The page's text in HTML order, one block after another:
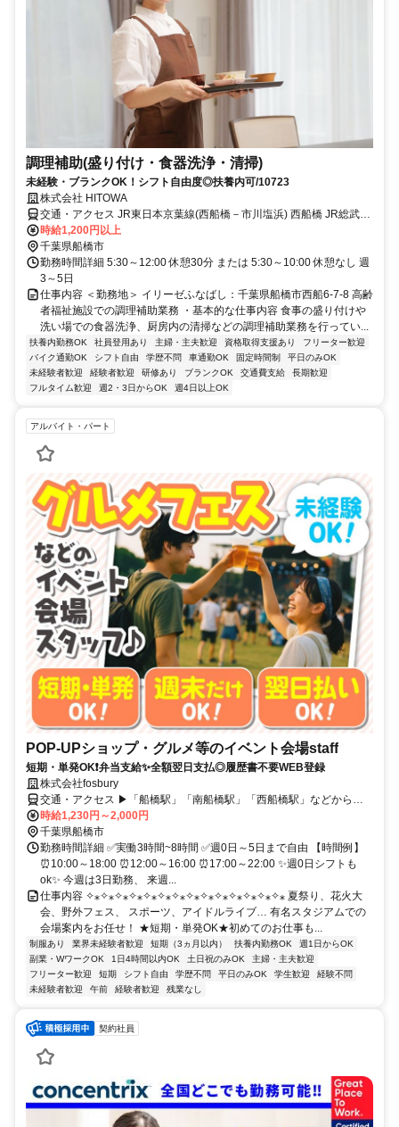
調理補助(盛り付け・食器洗浄・清掃)
未経験・ブランクOK！シフト自由度◎扶養内可/10723
株式会社 HITOWA
交通・アクセス JR東日本京葉線(西船橋－市川塩浜) 西船橋 JR総武線/
東西線「西船橋駅」/徒歩10分
時給1,200円以上
千葉県船橋市
勤務時間詳細 5:30～12:00 休憩30分 または 5:30～10:00 休憩なし 週
3～5日
仕事内容 ＜勤務地＞ イリーゼふなばし：千葉県船橋市西船6-7-8 高齢
者福祉施設での調理補助業務 ・基本的な仕事内容 食事の盛り付けや
洗い場での食器洗浄、厨房内の清掃などの調理補助業務を行ってい...
扶養内勤務OK 社員登用あり 主婦・主夫歓迎 資格取得支援あり
フリーター歓迎
バイク通勤OK
シフト自由 学歴不問 車通勤OK 固定時間制
平日のみOK
未経験者歓迎
経験者歓迎 研修あり ブランクOK 交通費支給
長期歓迎
フルタイム歓迎
週2・3日からOK 週4日以上OK
アルバイト・パート
POP-UPショップ・グルメ等のイベント会場staff
短期・単発OK❗弁当支給✨全額翌日支払◎履歴書不要WEB登録
株式会社fosbury
交通・アクセス ▶「船橋駅」「南船橋駅」「西船橋駅」などから徒
歩1~10分
時給1,230円～2,000円
千葉県船橋市
勤務時間詳細 ✅実働3時間~8時間 ✅週0日～5日まで自由 【時間例】
⏰10:00～18:00 ⏰12:00～16:00 ⏰17:00～22:00 ✨週0日シフトも
ok✨ 今週は3日勤務、 来週...
仕事内容 ✧⁎✧⁎✧⁎✧⁎✧⁎✧⁎✧⁎✧⁎✧⁎✧⁎✧⁎✧⁎✧⁎✧⁎ 夏祭り、花火大
会、野外フェス、 スポーツ、アイドルライブ… 有名スタジアムでの
会場案内をお任せ！ ★短期・単発OK★初めてのお仕事も...
制服あり 業界未経験者歓迎 短期（3ヵ月以内） 扶養内勤務OK
週1日からOK
副業・WワークOK
1日4時間以内OK 土日祝のみOK
主婦・主夫歓迎
フリーター歓迎
短期 シフト自由 学歴不問 平日のみOK 学生歓迎
経験不問
未経験者歓迎
午前 経験者歓迎 残業なし
契約社員